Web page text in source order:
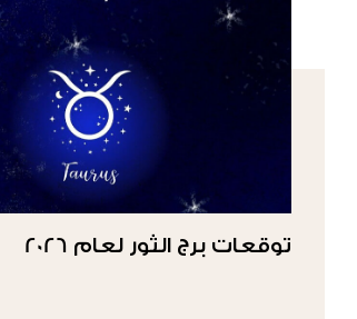
توقعات برج الثور لعام 2026